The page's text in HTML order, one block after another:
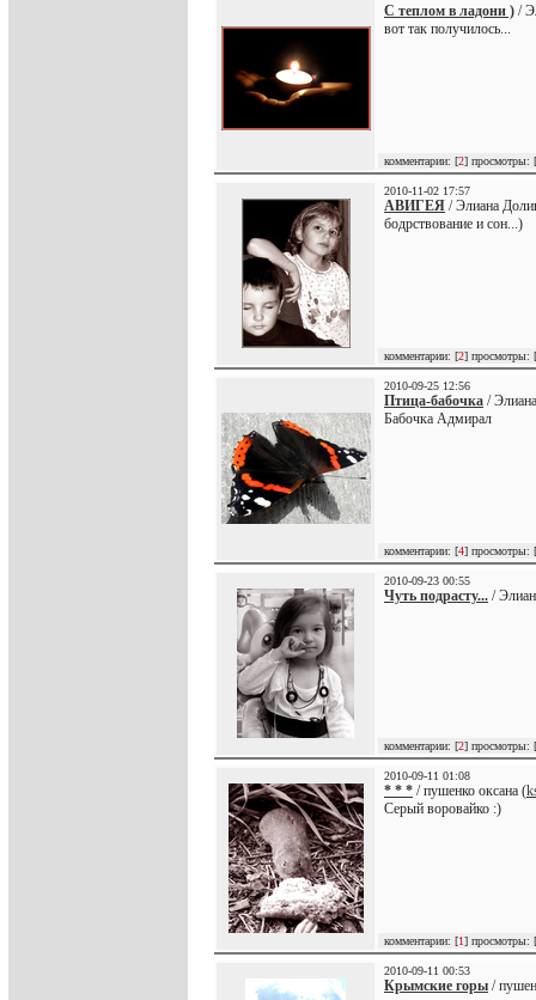
С теплом в ладони ) /
вот так получилось...
комментарии: [2] просмотры: [
2010-11-02 17:57
АВИГЕЯ / Элиана
бодрствование и сон...)
комментарии: [2] просмотры: [
2010-09-25 12:56
Птица-бабочка /
Бабочка Адмирал
комментарии: [4] просмотры: [
2010-09-23 00:55
Чуть подрасту... /
комментарии: [2] просмотры: [
2010-09-11 01:08
* * * / пушенко оксана (
Серый воровайко :)
комментарии: [1] просмотры: [
2010-09-11 00:53
Крымские горы /